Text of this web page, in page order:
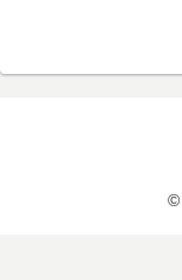
©